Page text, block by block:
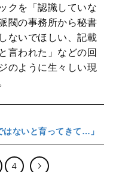
クを「認識していな
閥の事務所から秘書
ないでほしい、記載
言われた」などの回
のように生々しい現
はないと育ってきて…」
4